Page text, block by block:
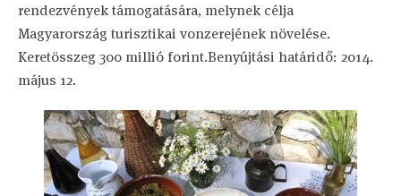
rendezvények támogatására, melynek célja
Magyarország turisztikai vonzerejének növelése.
Keretösszeg 300 millió forint.Benyújtási határidő: 2014.
május 12.